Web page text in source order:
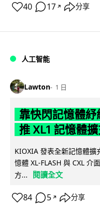
40 17 ↗ 分享
人工智能
Lawton 1 日
靠快閃記憶體
推 XL1 記憶體
KIOXIA 發表全新記憶體擴
憶體 XL-FLASH 與 CXL 介
方...
閱讀全文
84 5 ↗ 分享